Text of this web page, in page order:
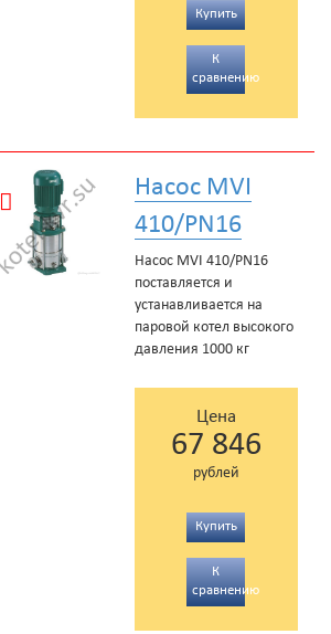
Купить
К
сравнению
Насос MVI
410/PN16
Насос MVI 410/PN16
поставляется и
устанавливается на
паровой котел высокого
давления 1000 кг
Цена
67 846
рублей
Купить
К
сравнению